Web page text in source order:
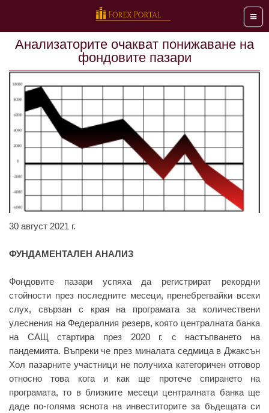
Меню
Анализаторите очакват понижаване на
фондовите пазари
30 август 2021 г.
ФУНДАМЕНТАЛЕН АНАЛИЗ
Фондовите пазари успяха да регистрират рекордни
стойности през последните месеци, пренебрегвайки всеки
слух, свързан с края на програмата за количествени
улеснения на Федералния резерв, която централната банка
на САЩ стартира през 2020 г. с настъпването на
пандемията. Въпреки че през миналата седмица в Джаксън
Хол пазарните участници не получиха категоричен отговор
относно това кога и как ще протече спирането на
програмата, то в близките месеци централната банка ще
даде по-голяма яснота на инвеститорите за бъдещата си